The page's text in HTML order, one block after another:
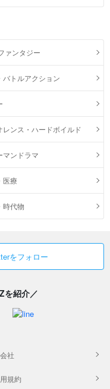
ァンタジー
バトルアクション
レンス・ハードボイルド
マンドラマ
医療
時代物
をフォロー
を紹介／
社
規約